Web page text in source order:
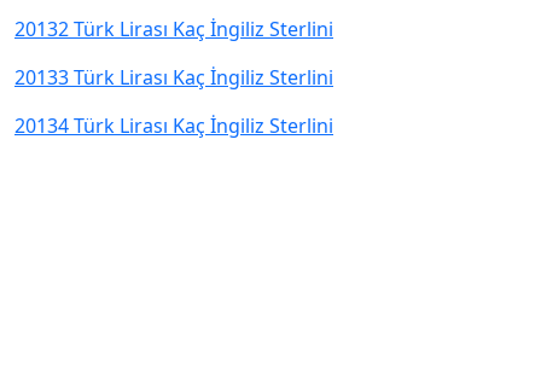
20132 Türk Lirası Kaç İngiliz Sterlini
20133 Türk Lirası Kaç İngiliz Sterlini
20134 Türk Lirası Kaç İngiliz Sterlini